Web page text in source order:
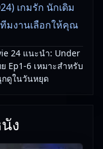
เกมรัก นักเดิม
มงานเลือกให้คุณ
รวจสอบล่าสุด:
24 แนะนำ: Under
Ep1-6 เหมาะสำหรับ
ดูในวันหยุด
ง